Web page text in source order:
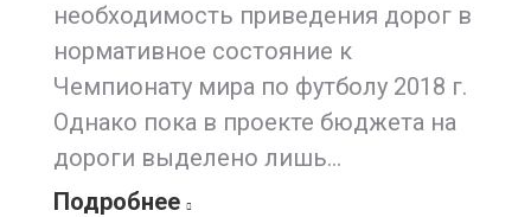
необходимость приведения дорог в
нормативное состояние к
Чемпионату мира по футболу 2018 г.
Однако пока в проекте бюджета на
дороги выделено лишь…
Подробнее